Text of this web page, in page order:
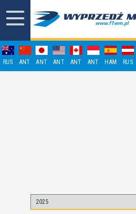
RUS ANT ANT ANT ANT ANT HAM RUS